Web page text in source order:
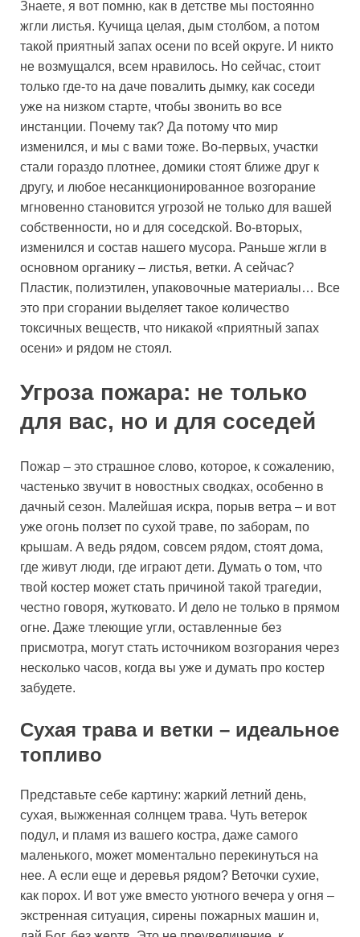
Знаете, я вот помню, как в детстве мы постоянно
жгли листья. Кучища целая, дым столбом, а потом
такой приятный запах осени по всей округе. И никто
не возмущался, всем нравилось. Но сейчас, стоит
только где-то на даче повалить дымку, как соседи
уже на низком старте, чтобы звонить во все
инстанции. Почему так? Да потому что мир
изменился, и мы с вами тоже. Во-первых, участки
стали гораздо плотнее, домики стоят ближе друг к
другу, и любое несанкционированное возгорание
мгновенно становится угрозой не только для вашей
собственности, но и для соседской. Во-вторых,
изменился и состав нашего мусора. Раньше жгли в
основном органику – листья, ветки. А сейчас?
Пластик, полиэтилен, упаковочные материалы… Все
это при сгорании выделяет такое количество
токсичных веществ, что никакой «приятный запах
осени» и рядом не стоял.
Угроза пожара: не только
для вас, но и для соседей
Пожар – это страшное слово, которое, к сожалению,
частенько звучит в новостных сводках, особенно в
дачный сезон. Малейшая искра, порыв ветра – и вот
уже огонь ползет по сухой траве, по заборам, по
крышам. А ведь рядом, совсем рядом, стоят дома,
где живут люди, где играют дети. Думать о том, что
твой костер может стать причиной такой трагедии,
честно говоря, жутковато. И дело не только в прямом
огне. Даже тлеющие угли, оставленные без
присмотра, могут стать источником возгорания через
несколько часов, когда вы уже и думать про костер
забудете.
Сухая трава и ветки – идеальное
топливо
Представьте себе картину: жаркий летний день,
сухая, выжженная солнцем трава. Чуть ветерок
подул, и пламя из вашего костра, даже самого
маленького, может моментально перекинуться на
нее. А если еще и деревья рядом? Веточки сухие,
как порох. И вот уже вместо уютного вечера у огня –
экстренная ситуация, сирены пожарных машин и,